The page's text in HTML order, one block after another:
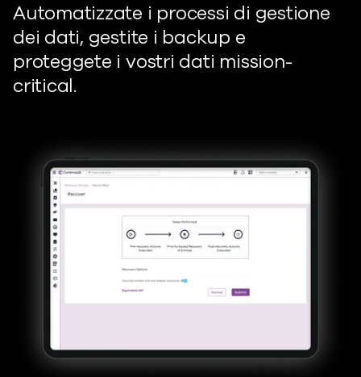
Automatizzate i processi di gestione
dei dati, gestite i backup e
proteggete i vostri dati mission-
critical.